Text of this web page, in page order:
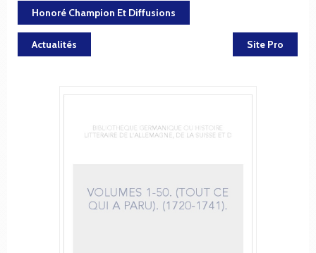
Honoré Champion Et Diffusions
Actualités Site Pro